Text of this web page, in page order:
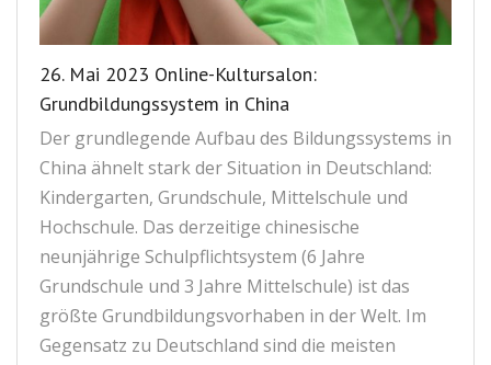
26. Mai 2023 Online-Kultursalon:
Grundbildungssystem in China
Der grundlegende Aufbau des Bildungssystems in
China ähnelt stark der Situation in Deutschland:
Kindergarten, Grundschule, Mittelschule und
Hochschule. Das derzeitige chinesische
neunjährige Schulpflichtsystem (6 Jahre
Grundschule und 3 Jahre Mittelschule) ist das
größte Grundbildungsvorhaben in der Welt. Im
Gegensatz zu Deutschland sind die meisten